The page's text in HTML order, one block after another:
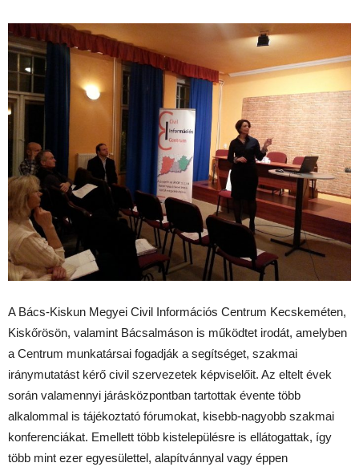
A Bács-Kiskun Megyei Civil Információs Centrum Kecskeméten,
Kiskőrösön, valamint Bácsalmáson is működtet irodát, amelyben
a Centrum munkatársai fogadják a segítséget, szakmai
iránymutatást kérő civil szervezetek képviselőit. Az eltelt évek
során valamennyi járásközpontban tartottak évente több
alkalommal is tájékoztató fórumokat, kisebb-nagyobb szakmai
konferenciákat. Emellett több kistelepülésre is ellátogattak, így
több mint ezer egyesülettel, alapítvánnyal vagy éppen